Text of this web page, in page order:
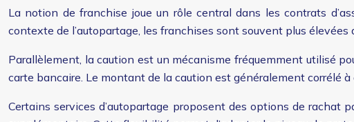
La notion de franchise joue un rôle central dans les contrats
contexte de l’autopartage, les franchises sont souvent plus
Parallèlement, la caution est un mécanisme fréquemment utilisé
carte bancaire. Le montant de la caution est généralement corrélé
Certains services d’autopartage proposent des options de